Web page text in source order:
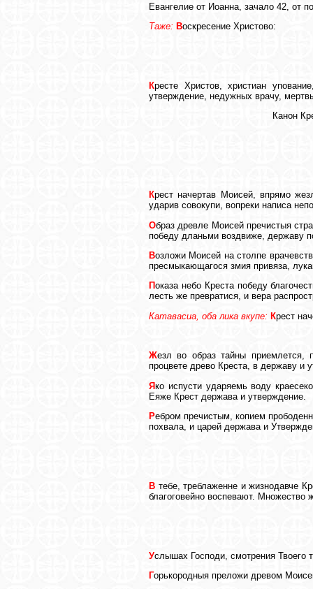
Евангелие от Иоанна, зачало 42, от
Таже: Воскресение Христово:
Кресте Христов, христиан
утверждение, недужных врачу,
Канон
Крест начертав Моисей, впрямо
ударив совокупи, вопреки написа
Образ древле Моисей пречистыя
победу дланьми воздвиже, державу
Возложи Моисей на столпе
пресмыкающагося змия привяза,
Показа небо Креста победу
лесть же превратися, и вера
Катавасиа, оба лика вкупе: Крест
Жезл во образ тайны приемлется,
процвете древо Креста, в державу и
Яко испусти ударяемь воду
Еяже Крест держава и утверждение.
Ребром пречистым, копием
похвала, и царей держава и
В тебе, треблаженне и жизнодавче
благоговейно воспевают.
Услышах Господи, смотрения Твоего
Горькородныя преложи древом